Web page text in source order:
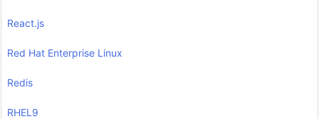
React.js
Red Hat Enterprise Linux
Redis
RHEL9